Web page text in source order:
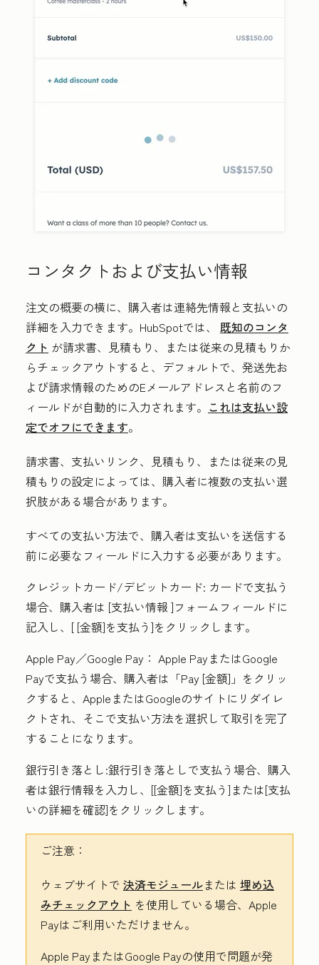
コンタクトおよび支払い情報
注文の概要の横に、購入者は連絡先情報と支払いの
詳細を入力できます。HubSpotでは、 既知のコンタ
クト が請求書、見積もり、または従来の見積もりか
らチェックアウトすると、デフォルトで、発送先お
よび請求情報のためのEメールアドレスと名前のフ
ィールドが自動的に入力されます。 これは支払い設
定でオフにできます。
請求書、支払いリンク、見積もり、または従来の見
積もりの設定によっては、購入者に複数の支払い選
択肢がある場合があります。
すべての支払い方法で、購入者は支払いを送信する
前に必要なフィールドに入力する必要があります。
クレジットカード/デビットカード: カードで支払う
場合、購入者は [支払い情報]フォームフィールドに
記入し、[ [金額]を支払う ]をクリックします。
Apple Pay／Google Pay： Apple PayまたはGoogle
Payで支払う場合、購入者は「Pay [金額] 」をクリッ
クすると、AppleまたはGoogleのサイトにリダイレ
クトされ、そこで支払い方法を選択して取引を完了
することになります。
銀行引き落とし:銀行引き落としで支払う場合、購入
者は銀行情報を入力し、[[金額]を支払う ]または[支払
いの詳細を確認]をクリックします。
ご注意：
ウェブサイトで 決済モジュールまたは 埋め込
みチェックアウト を使用している場合、Apple
Payはご利用いただけません。
Apple PayまたはGoogle Payの使用で問題が発